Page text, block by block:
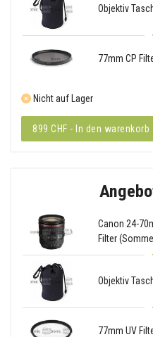
Objektiv
77mm CP
Nicht auf Lager
899 CHF - In den warenkorb
Canon 24-
Filter
Objektiv
77mm UV